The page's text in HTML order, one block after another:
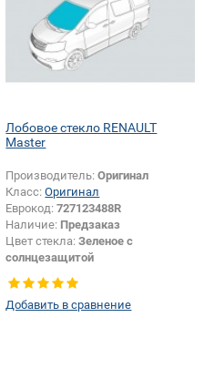
Лобовое стекло RENAULT
Master
Производитель:Оригинал
Класс:Оригинал
Еврокод:727123488R
Наличие: Предзаказ
Цвет стекла:Зеленое с
солнцезащитой
Добавить в сравнение